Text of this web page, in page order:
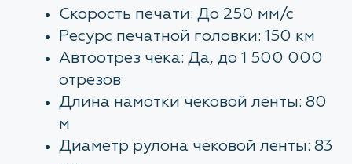
Скорость печати: До 250 мм/с
Ресурс печатной головки: 150 км
Автоотрез чека: Да, до 1 500 000
отрезов
Длина намотки чековой ленты: 80
м
Диаметр рулона чековой ленты: 83